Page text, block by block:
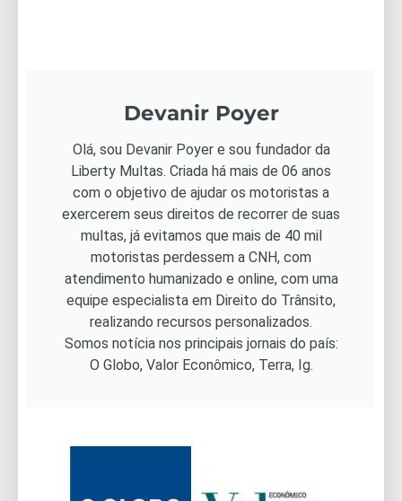
Devanir Poyer
Olá, sou Devanir Poyer e sou fundador da
Liberty Multas. Criada há mais de 06 anos
com o objetivo de ajudar os motoristas a
exercerem seus direitos de recorrer de suas
multas, já evitamos que mais de 40 mil
motoristas perdessem a CNH, com
atendimento humanizado e online, com uma
equipe especialista em Direito do Trânsito,
realizando recursos personalizados.
Somos notícia nos principais jornais do país:
O Globo, Valor Econômico, Terra, Ig.